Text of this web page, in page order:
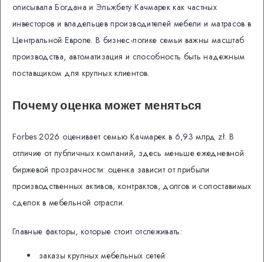
описывала Богдана и Эльжбету Качмарек как частных
инвесторов и владельцев производителей мебели и матрасов в
Центральной Европе. В бизнес-логике семьи важны масштаб
производства, автоматизация и способность быть надежным
поставщиком для крупных клиентов.
Почему оценка может меняться
Forbes 2026 оценивает семью Качмарек в 6,93 млрд zł. В
отличие от публичных компаний, здесь меньше ежедневной
биржевой прозрачности: оценка зависит от прибыли
производственных активов, контрактов, долгов и сопоставимых
сделок в мебельной отрасли.
Главные факторы, которые стоит отслеживать:
заказы крупных мебельных сетей